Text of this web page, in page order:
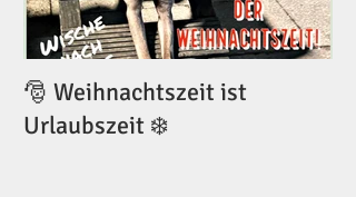
🎅 Weihnachtszeit ist
Urlaubszeit ❄️